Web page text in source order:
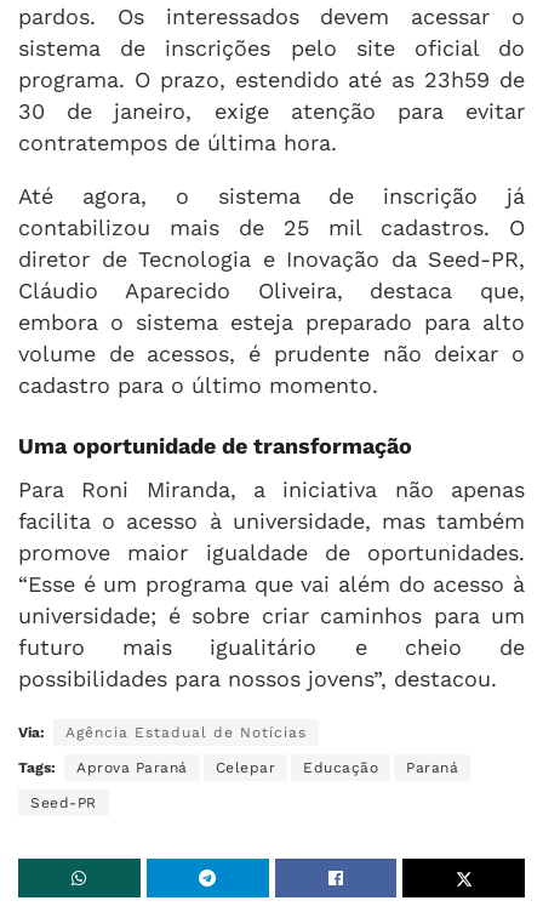
pardos. Os interessados devem acessar o
sistema de inscrições pelo site oficial do
programa. O prazo, estendido até as 23h59 de
30 de janeiro, exige atenção para evitar
contratempos de última hora.
Até agora, o sistema de inscrição já
contabilizou mais de 25 mil cadastros. O
diretor de Tecnologia e Inovação da Seed-PR,
Cláudio Aparecido Oliveira, destaca que,
embora o sistema esteja preparado para alto
volume de acessos, é prudente não deixar o
cadastro para o último momento.
Uma oportunidade de transformação
Para Roni Miranda, a iniciativa não apenas
facilita o acesso à universidade, mas também
promove maior igualdade de oportunidades.
“Esse é um programa que vai além do acesso à
universidade; é sobre criar caminhos para um
futuro mais igualitário e cheio de
possibilidades para nossos jovens”, destacou.
Via: Agência Estadual de Notícias
Tags: Aprova Paraná Celepar Educação Paraná
Seed-PR